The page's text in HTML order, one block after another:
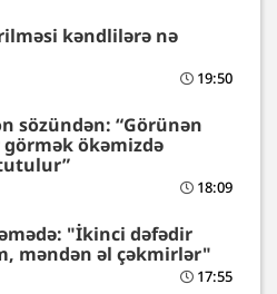
kəndlilərə nə
19:50
sözündən: “Görünən
ökəmizdə
18:09
"İkinci dəfədir
məndən əl çəkmirlər"
17:55